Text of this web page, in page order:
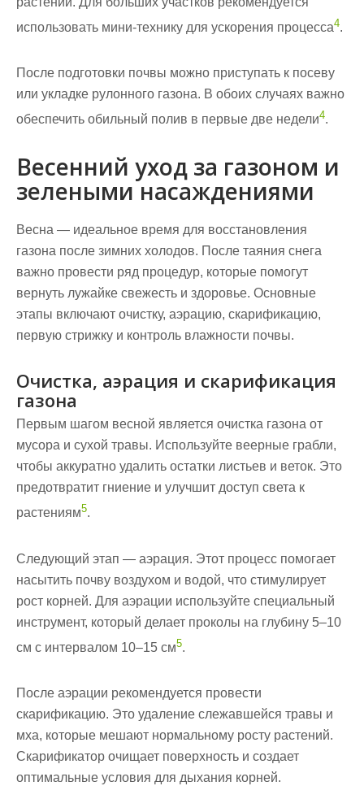
использовать мини-технику для ускорения процесса4.
После подготовки почвы можно приступать к посеву
или укладке рулонного газона. В обоих случаях важно
обеспечить обильный полив в первые две недели4.
Весенний уход за газоном и
зелеными насаждениями
Весна — идеальное время для восстановления
газона после зимних холодов. После таяния снега
важно провести ряд процедур, которые помогут
вернуть лужайке свежесть и здоровье. Основные
этапы включают очистку, аэрацию, скарификацию,
первую стрижку и контроль влажности почвы.
Очистка, аэрация и скарификация
газона
Первым шагом весной является очистка газона от
мусора и сухой травы. Используйте веерные грабли,
чтобы аккуратно удалить остатки листьев и веток. Это
предотвратит гниение и улучшит доступ света к
растениям5.
Следующий этап — аэрация. Этот процесс помогает
насытить почву воздухом и водой, что стимулирует
рост корней. Для аэрации используйте специальный
инструмент, который делает проколы на глубину 5–10
см с интервалом 10–15 см5.
После аэрации рекомендуется провести
скарификацию. Это удаление слежавшейся травы и
мха, которые мешают нормальному росту растений.
Скарификатор очищает поверхность и создает
оптимальные условия для дыхания корней.